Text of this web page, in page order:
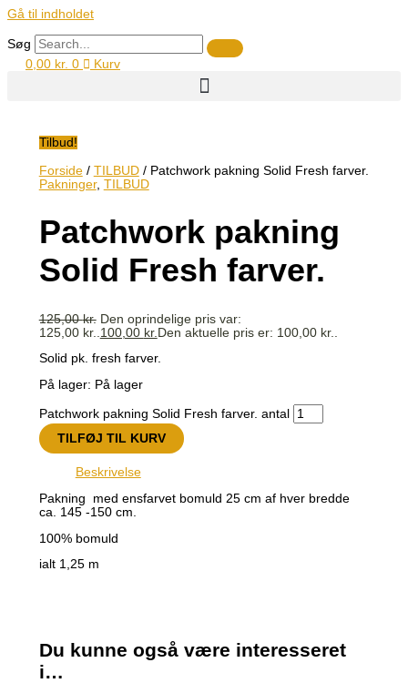
Gå til indholdet
Søg
0,00 kr. 0 Kurv
Tilbud!
Forside/ TILBUD/ Patchwork pakning Solid Fresh farver.
Pakninger, TILBUD
Patchwork pakning
Solid Fresh farver.
125,00kr. Den oprindelige pris var:
125,00 kr.. 100,00 kr. Den aktuelle pris er: 100,00 kr..
Solid pk. fresh farver.
På lager: På lager
Patchwork pakning Solid Fresh farver. antal
TILFØJ TIL KURV
Beskrivelse
Pakning med ensfarvet bomuld 25 cm af hver bredde
ca. 145 -150 cm.
100% bomuld
ialt 1,25 m
Du kunne også være interesseret
i…